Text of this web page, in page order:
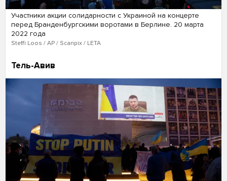
Участники акции солидарности с Украиной на концерте
перед Бранденбургскими воротами в Берлине. 20 марта
2022 года
Steffi Loos / AP / Scanpix / LETA
Тель-Авив